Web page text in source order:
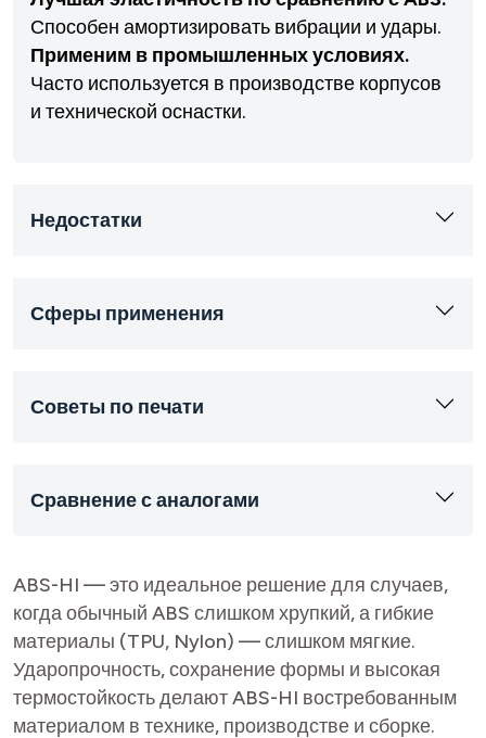
Способен амортизировать вибрации и удары.
Применим в промышленных условиях.
Часто используется в производстве корпусов
и технической оснастки.
Недостатки
Сферы применения
Советы по печати
Сравнение с аналогами
ABS-HI — это идеальное решение для случаев,
когда обычный ABS слишком хрупкий, а гибкие
материалы (TPU, Nylon) — слишком мягкие.
Ударопрочность, сохранение формы и высокая
термостойкость делают ABS-HI востребованным
материалом в технике, производстве и сборке.